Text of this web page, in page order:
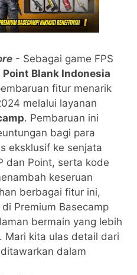
- Sebagai game FPS
Point Blank Indonesia
fitur menarik
melalui layanan
. Pembaruan ini
bagi para
eksklusif ke senjata
dan Point, serta kode
keseruan
berbagai fitur ini,
Premium Basecamp
bermain yang lebih
Mari kita ulas detail dari
dalam